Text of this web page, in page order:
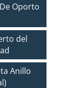
Oporto
del
Anillo